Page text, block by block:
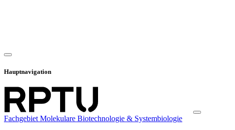
Hauptnavigation
Fachgebiet Molekulare Biotechnologie & Systembiologie